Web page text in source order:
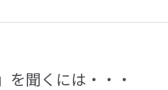
を聞くには・・・